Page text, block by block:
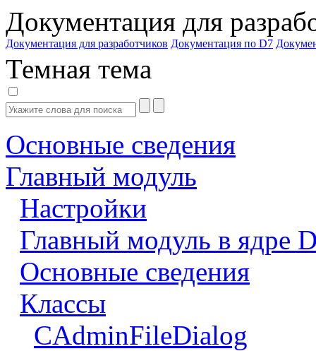
Документация для
Документация для разработчиков Документация по D7
Темная тема
Основные сведения
Главный модуль
Настройки
Главный модуль в ядре
Основные сведения
Классы
CAdminFileDialog